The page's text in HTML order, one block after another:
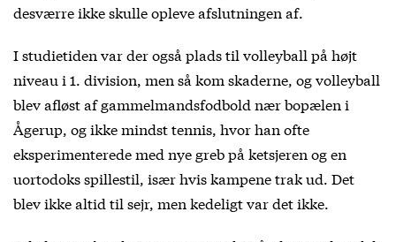
desværre ikke skulle opleve afslutningen af.
I studietiden var der også plads til volleyball på højt
niveau i 1. division, men så kom skaderne, og volleyball
blev afløst af gammelmandsfodbold nær bopælen i
Ågerup, og ikke mindst tennis, hvor han ofte
eksperimenterede med nye greb på ketsjeren og en
uortodoks spillestil, især hvis kampene trak ud. Det
blev ikke altid til sejr, men kedeligt var det ikke.